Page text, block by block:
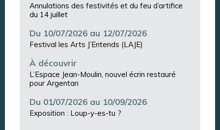
Annulations des festivités et du feu d’artifice
du 14 juillet
Du 10/07/2026 au 12/07/2026
Festival les Arts J’Entends (LAJE)
À découvrir
L’Espace Jean-Moulin, nouvel écrin restauré
pour Argentan
Du 01/07/2026 au 10/09/2026
Exposition : Loup-y-es-tu ?